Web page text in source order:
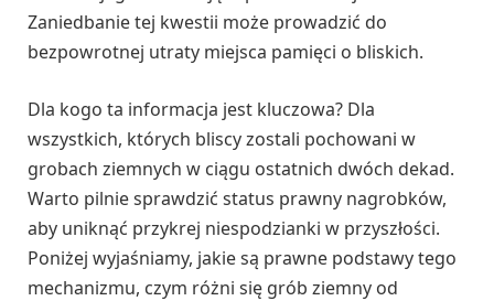
Zaniedbanie tej kwestii może prowadzić do
bezpowrotnej utraty miejsca pamięci o bliskich.
Dla kogo ta informacja jest kluczowa? Dla
wszystkich, których bliscy zostali pochowani w
grobach ziemnych w ciągu ostatnich dwóch dekad.
Warto pilnie sprawdzić status prawny nagrobków,
aby uniknąć przykrej niespodzianki w przyszłości.
Poniżej wyjaśniamy, jakie są prawne podstawy tego
mechanizmu, czym różni się grób ziemny od